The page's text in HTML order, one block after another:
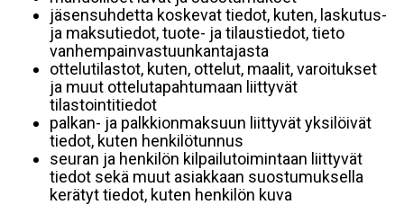
jäsensuhdetta koskevat tiedot, kuten, laskutus-
ja maksutiedot, tuote- ja tilaustiedot, tieto
vanhempainvastuunkantajasta
ottelutilastot, kuten, ottelut, maalit, varoitukset
ja muut ottelutapahtumaan liittyvät
tilastointitiedot
palkan- ja palkkionmaksuun liittyvät yksilöivät
tiedot, kuten henkilötunnus
seuran ja henkilön kilpailutoimintaan liittyvät
tiedot sekä muut asiakkaan suostumuksella
kerätyt tiedot, kuten henkilön kuva